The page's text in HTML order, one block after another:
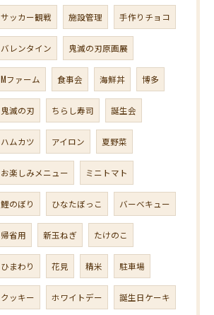
サッカー観戦 施設管理 手作りチョコ
バレンタイン 鬼滅の刃原画展
Mファーム 食事会 海鮮丼 博多
鬼滅の刃 ちらし寿司 誕生会
ハムカツ アイロン 夏野菜
お楽しみメニュー ミニトマト
鯉のぼり ひなたぼっこ バーベキュー
帰省用 新玉ねぎ たけのこ
ひまわり 花見 精米 駐車場
クッキー ホワイトデー 誕生日ケーキ